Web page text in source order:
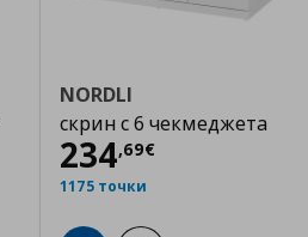
NORDLI
скрин с 6 чекмеджета
234,69€
Цена
1175 точки